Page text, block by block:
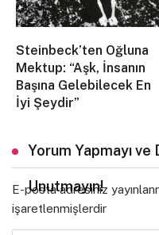
Steinbeck’ten Oğluna
Mektup: “Aşk, İnsanın
Başına Gelebilecek En
İyi Şeydir”
Yorum Yapmayı
Unutmayın!
E-posta adresiniz
işaretlenmişlerdir